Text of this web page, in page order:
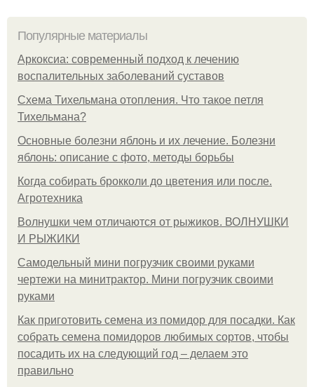
Популярные материалы
Аркоксиа: современный подход к лечению
воспалительных заболеваний суставов
Схема Тихельмана отопления. Что такое петля
Тихельмана?
Основные болезни яблонь и их лечение. Болезни
яблонь: описание с фото, методы борьбы
Когда собирать брокколи до цветения или после.
Агротехника
Волнушки чем отличаются от рыжиков. ВОЛНУШКИ
И РЫЖИКИ
Самодельный мини погрузчик своими руками
чертежи на минитрактор. Мини погрузчик своими
руками
Как приготовить семена из помидор для посадки. Как
собрать семена помидоров любимых сортов, чтобы
посадить их на следующий год – делаем это
правильно